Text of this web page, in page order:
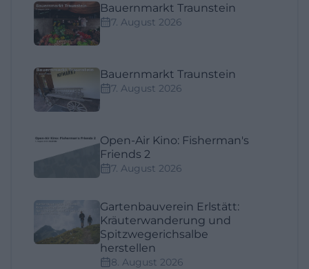
Bauernmarkt Traunstein
7. August 2026
Bauernmarkt Traunstein
7. August 2026
Open-Air Kino: Fisherman's
Friends 2
7. August 2026
Gartenbauverein Erlstätt:
Kräuterwanderung und
Spitzwegerichsalbe
herstellen
8. August 2026